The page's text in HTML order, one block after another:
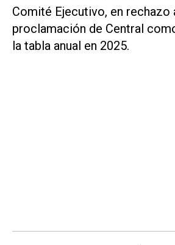
Comité Ejecutivo, en rechazo
proclamación de Central
la tabla anual en 2025.